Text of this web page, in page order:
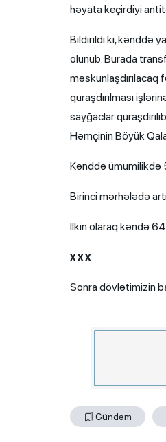
həyata keçirdiyi
Bildirildi ki, kənddə
olunub. Burada
məskunlaşdırılacaq
quraşdırılması
sayğaclar
Həmçinin Böyük
Kənddə ümumilikdə
Birinci mərhələdə
İlkin olaraq kəndə
x x x
Sonra dövlətimizin
Gündəm